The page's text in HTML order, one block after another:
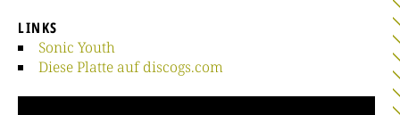
LINKS
Sonic Youth
Diese Platte auf discogs.com